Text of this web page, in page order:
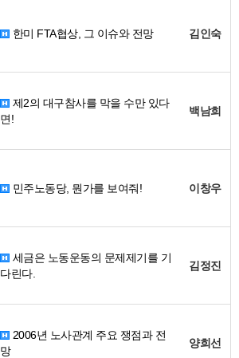
한미 FTA협상, 그 이슈와 전망 김인숙
제2의 대구참사를 막을 수만 있다
면!
백남희
민주노동당, 뭔가를 보여줘! 이창우
세금은 노동운동의 문제제기를 기
다린다.
김정진
2006년 노사관계 주요 쟁점과 전
망
양희선